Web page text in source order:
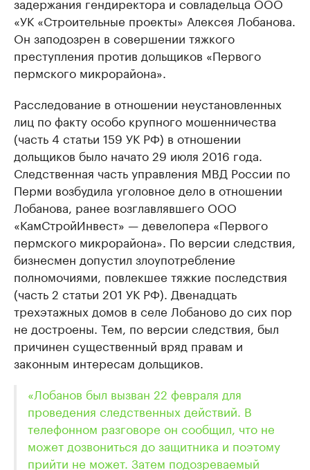
«УК «Строительные проекты» Алексея Лобанова.
Он заподозрен в совершении тяжкого
преступления против дольщиков «Первого
пермского микрорайона».
Расследование в отношении неустановленных
лиц по факту особо крупного мошенничества
(часть 4 статьи 159 УК РФ) в отношении
дольщиков было начато 29 июля 2016 года.
Следственная часть управления МВД России по
Перми возбудила уголовное дело в отношении
Лобанова, ранее возглавлявшего ООО
«КамСтройИнвест» — девелопера «Первого
пермского микрорайона». По версии следствия,
бизнесмен допустил злоупотребление
полномочиями, повлекшее тяжкие последствия
(часть 2 статьи 201 УК РФ). Двенадцать
трехэтажных домов в селе Лобаново до сих пор
не достроены. Тем, по версии следствия, был
причинен существенный вряд правам и
законным интересам дольщиков.
«Лобанов был вызван 22 февраля для
проведения следственных действий. В
телефонном разговоре он сообщил, что не
может дозвониться до защитника и поэтому
прийти не может. Затем подозреваемый